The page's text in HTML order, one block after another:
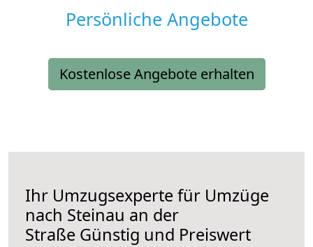
Persönliche Angebote
Kostenlose Angebote erhalten
Ihr Umzugsexperte für Umzüge
nach Steinau an der
Straße Günstig und Preiswert